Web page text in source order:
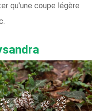
qu'une coupe légère